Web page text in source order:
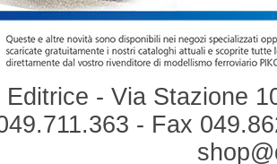
Editrice - Via Stazione
- Fax